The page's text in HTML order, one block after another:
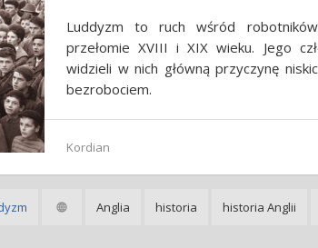
Luddyzm to ruch wśród
przełomie XVIII i XIX wieku. Jego
widzieli w nich główną przyczynę
bezrobociem.
Kordian
Anglia historia historia Anglii